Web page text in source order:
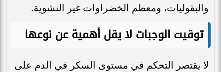
والبقوليات، ومعظم الخضراوات غير النشوية.
توقيت الوجبات لا يقل أهمية عن نوعها
لا يقتصر التحكم في مستوى السكر في الدم على